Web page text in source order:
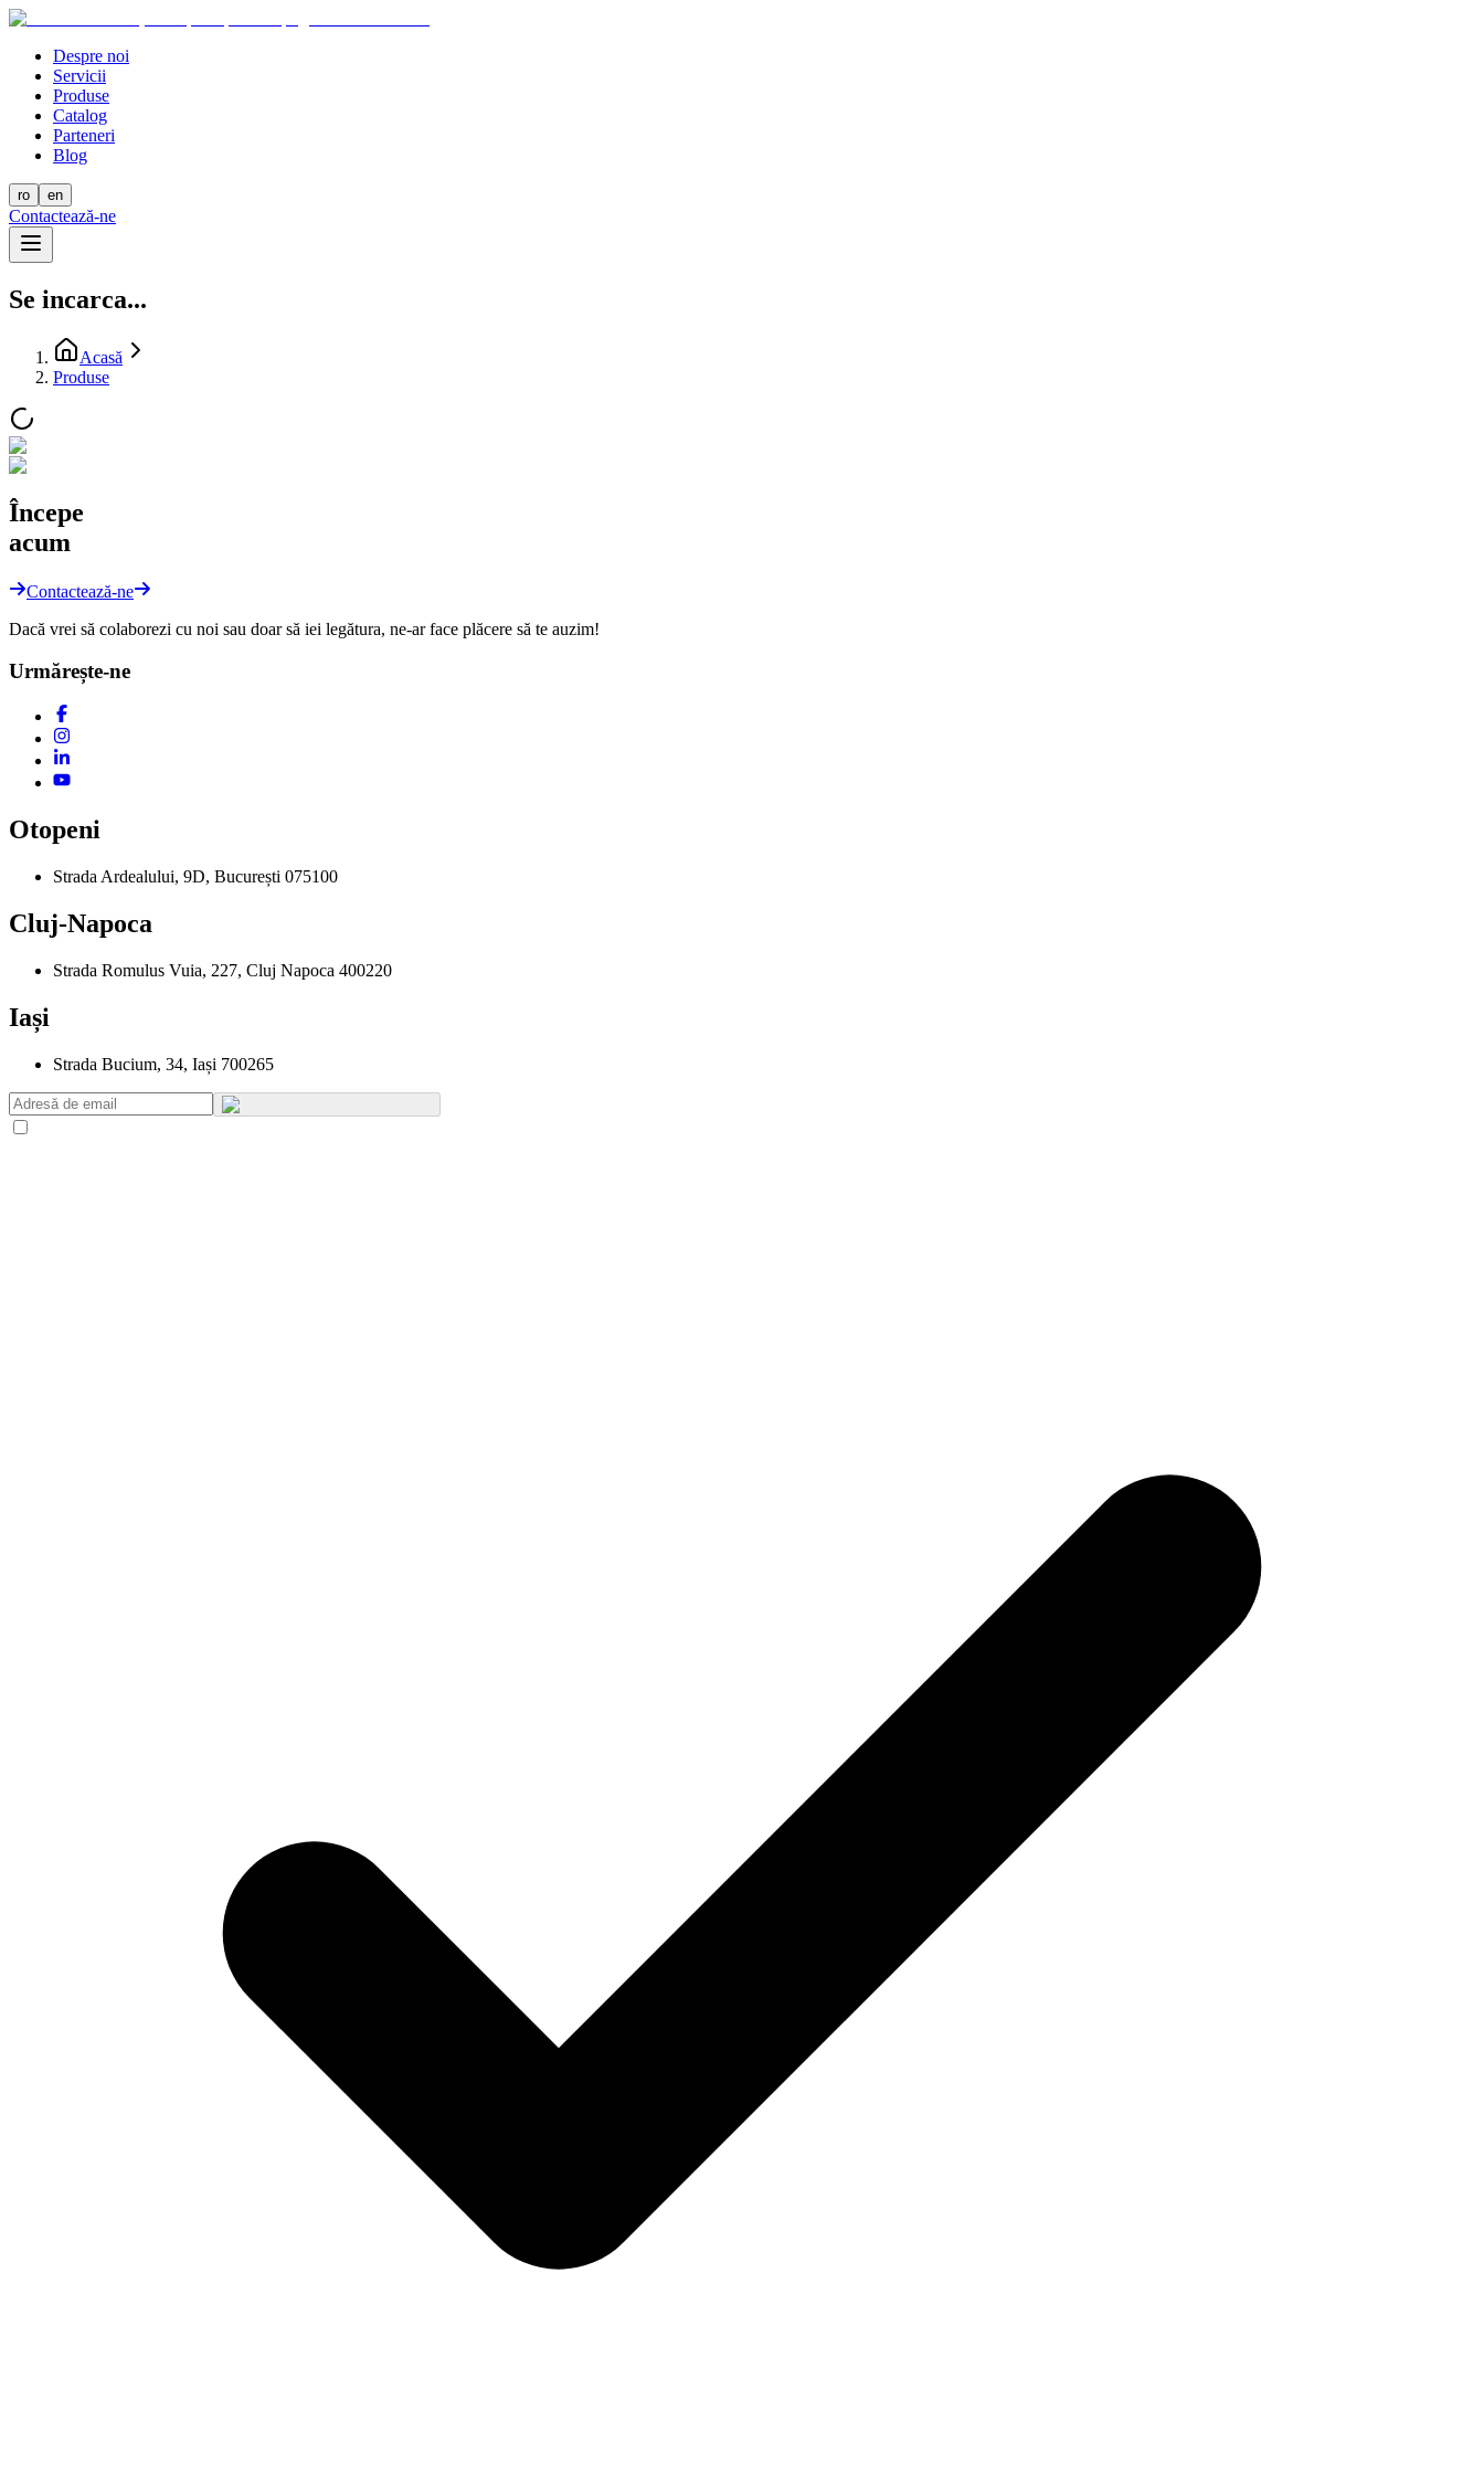
Despre noi
Servicii
Produse
Catalog
Parteneri
Blog
ro en
Contactează-ne
Se incarca...
Acasă
Produse
Începe
acum
Contactează-ne
Dacă vrei să colaborezi cu noi sau doar să iei legătura, ne-ar face plăcere să te auzim!
Urmărește-ne
Otopeni
Strada Ardealului, 9D, București 075100
Cluj-Napoca
Strada Romulus Vuia, 227, Cluj Napoca 400220
Iași
Strada Bucium, 34, Iași 700265